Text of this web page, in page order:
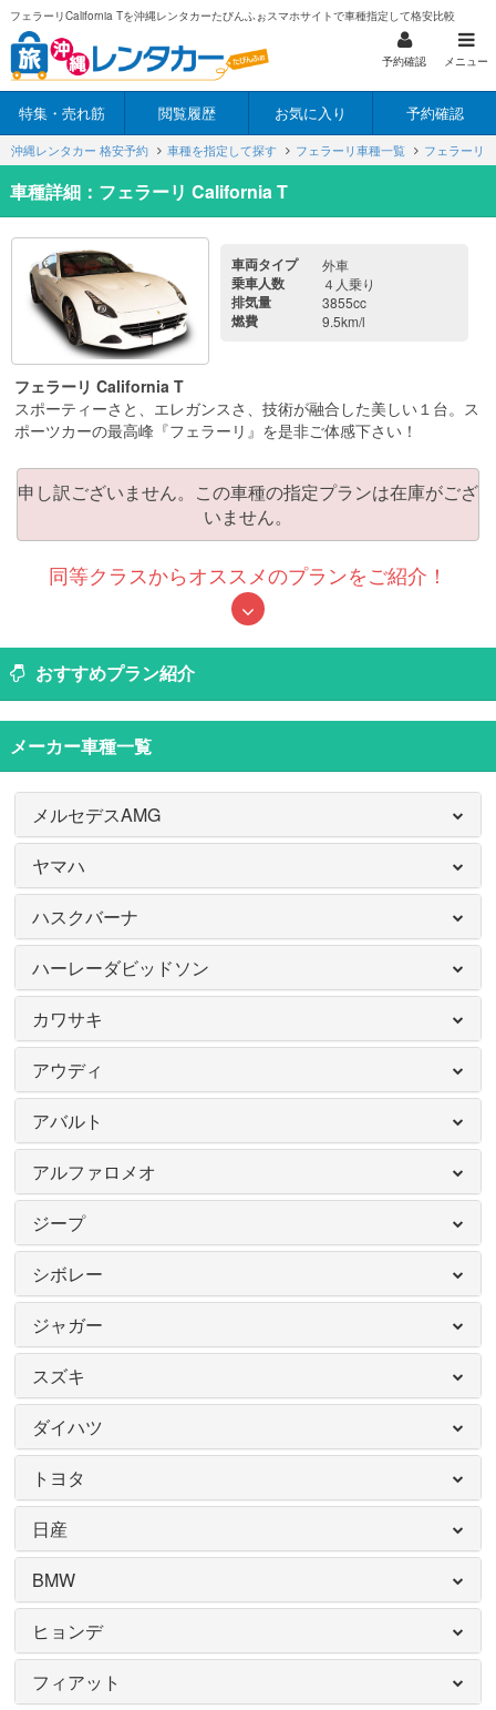
フェラーリCalifornia Tを沖縄レンタカーたびんふぉスマホサイトで車種指定して格安比較
予約確認 メニュー
特集・売れ筋 閲覧履歴 お気に入り 予約確認
沖縄レンタカー 格安予約 車種を指定して探す フェラーリ車種一覧 フェラーリ
車種詳細：フェラーリ California T
車両タイプ 外車
乗車人数 ４人乗り
排気量 3855cc
燃費 9.5km/l
フェラーリ California T
スポーティーさと、エレガンスさ、技術が融合した美しい１台。ス
ポーツカーの最高峰『フェラーリ』を是非ご体感下さい！
申し訳ございません。この車種の指定プランは在庫がござ
いません。
同等クラスからオススメのプランをご紹介！
おすすめプラン紹介
メーカー車種一覧
メルセデスAMG
ヤマハ
ハスクバーナ
ハーレーダビッドソン
カワサキ
アウディ
アバルト
アルファロメオ
ジープ
シボレー
ジャガー
スズキ
ダイハツ
トヨタ
日産
BMW
ヒョンデ
フィアット